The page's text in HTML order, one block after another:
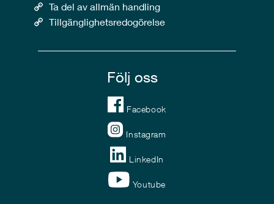
Ta del av allmän handling
Tillgänglighetsredogörelse
Följ oss
Facebook
Instagram
LinkedIn
Youtube